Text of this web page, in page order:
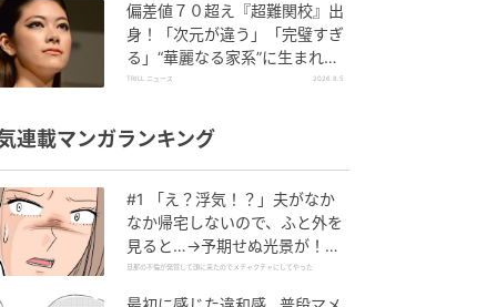
偏差値７０超え『超難関校』出
身！「次元が違う」「完璧すぎ
る」“華麗なる家系”に生まれた
【規格外の逸材】
TRILL ニュース 2026.8.5
連載マンガランキング
#1 「え？浮気！？」夫がなか
なか帰宅しないので、ふと外を
見ると…→予期せぬ光景が！｜
旦那の不倫が発覚して頭に来た
旦那の不倫が発覚して頭に来たのでメチャクチャにしてやった